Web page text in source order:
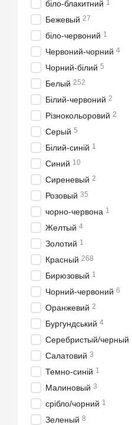
біло-блакитний 1
Бежевый 27
біло-червоний 1
Червоний-чорний 4
Чорний-білий 5
Белый 252
Білий-червоний 2
Різнокольоровий 2
Серый 5
Білий-синій 1
Синий 10
Сиреневый 2
Розовый 35
чорно-червона 1
Желтый 4
Золотий 1
Красный 268
Бирюзовый 1
Чорний-червоний 6
Оранжевий 2
Бургундський 4
Серебристый/черный
Салатовий 3
Темно-синій 1
Малиновый 3
срібло/чорний 1
Зеленый 8